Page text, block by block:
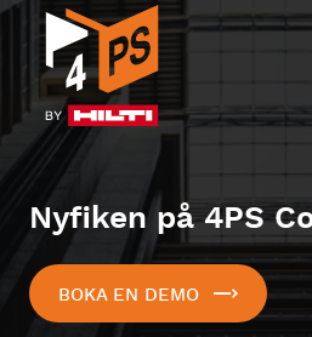
Nyfiken på 4PS
BOKA EN DEMO